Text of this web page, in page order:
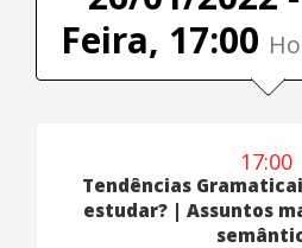
Feira, 17:00
17:00
Tendências
estudar? | Assuntos